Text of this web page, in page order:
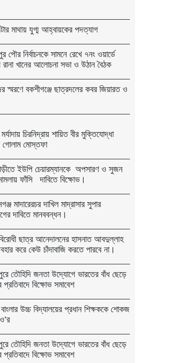
মাথায় যুগ্ম আহ্বায়কের পদত্যাগ
পৌর নির্বাচনকে সামনে রেখে ৭নং ওয়ার্ডে
খানের আলোচনা সভা ও উঠান বৈঠক
স্মরণে বকশীগঞ্জে ছাত্রদলের কবর জিয়ারত ও
মর্যাদায় চিরনিদ্রায় শায়িত বীর মুক্তিযোদ্ধা
গোলাম মোস্তফা
ইউপি চেয়ারম্যানকে অপসারণ ও সুজন
ফাঁসি দাবিতে বিক্ষোভ।
মাদারেরচর দাখিল মাদ্রাসার সুপার
দাবিতে মানববন্ধন।
ছাত্র আনেদালনের হাসনাত আবদুল্লাহ
করে কেউ চাঁদাবাজি করতে পারবে না।
তৌহিদি জনতা উদ্যোগে ভারতের বাঁধ ছেড়ে
প্রতিবাদে বিক্ষোভ সমাবেশ
উচ্চ বিদ্যালয়ের প্রধান শিক্ষককে শোকজ
তৌহিদি জনতা উদ্যোগে ভারতের বাঁধ ছেড়ে
প্রতিবাদে বিক্ষোভ সমাবেশ